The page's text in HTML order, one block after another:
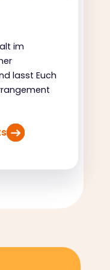
im
lasst Euch